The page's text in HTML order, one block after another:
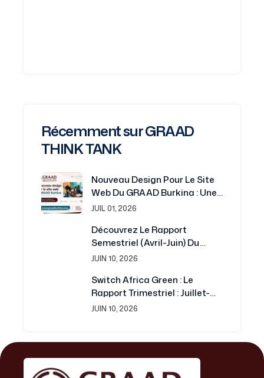
Récemment sur GRAAD
THINK TANK
Nouveau Design Pour Le Site
Web Du GRAAD Burkina : Une
Plateforme Renouvelée Au
Développement
JUIL 01, 2026
Découvrez Le Rapport
Semestriel (avril-Juin) Du
Projet Switch Africa Green
JUIN 10, 2026
Switch Africa Green : Le
Rapport Trimestriel : Juillet-
Septembre 2016 Est
JUIN 10, 2026